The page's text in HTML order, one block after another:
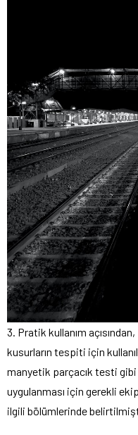
3. Pratik kullanım
kusurların tespiti için
manyetik parçacık testi
uygulanması için gerekli
ilgili bölümlerinde